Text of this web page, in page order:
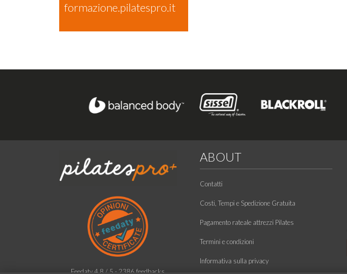
formazione.pilatespro.it
Feedaty4.8 / 5 - 2386 feedbacks
ABOUT
Contatti
Costi, Tempi e Spedizione Gratuita
Pagamento rateale attrezzi Pilates
Termini e condizioni
Informativa sulla privacy